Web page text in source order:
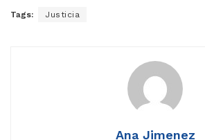
Tags: Justicia
Ana Jimenez